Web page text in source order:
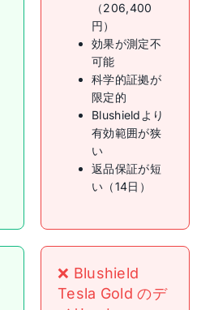
（206,400
円）
効果が測定不
可能
科学的証拠が
限定的
Blushieldより
有効範囲が狭
い
返品保証が短
い（14日）
❌ Blushield
Tesla Gold のデ